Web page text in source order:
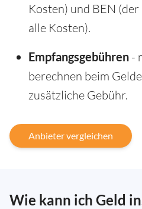
Kosten) und BEN
alle Kosten).
Empfangsgebühren -
berechnen beim
zusätzliche Gebühr.
Anbieter vergleichen
Wie kann ich Geld